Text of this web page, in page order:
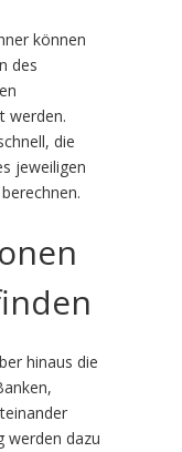
können
des
werden.
die
jeweiligen
hinaus die
werden dazu